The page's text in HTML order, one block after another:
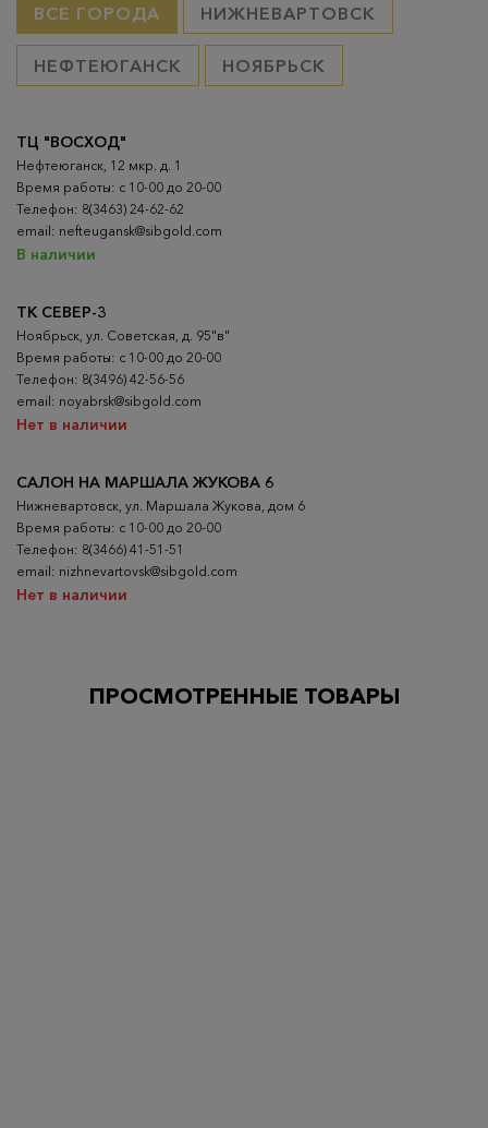
ВСЕ ГОРОДА НИЖНЕВАРТОВСК
НЕФТЕЮГАНСК НОЯБРЬСК
ТК СЕВЕР-3
Ноябрьск, ул. Советская, д. 95"в"
Время работы: с 10-00 до 20-00
Телефон: 8(3496) 42-56-56
email: noyabrsk@sibgold.com
Нет в наличии
ТЦ "ВОСХОД"
Нефтеюганск, 12 мкр. д. 1
Время работы: с 10-00 до 20-00
Телефон: 8(3463) 24-62-62
email: nefteugansk@sibgold.com
В наличии
САЛОН НА МАРШАЛА ЖУКОВА 6
Нижневартовск, ул. Маршала Жукова, дом 6
Время работы: с 10-00 до 20-00
Телефон: 8(3466) 41-51-51
email: nizhnevartovsk@sibgold.com
Нет в наличии
ПРОСМОТРЕННЫЕ ТОВАРЫ